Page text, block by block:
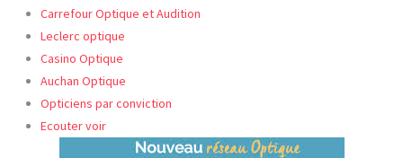
Carrefour Optique et Audition
Leclerc optique
Casino Optique
Auchan Optique
Opticiens par conviction
Ecouter voir